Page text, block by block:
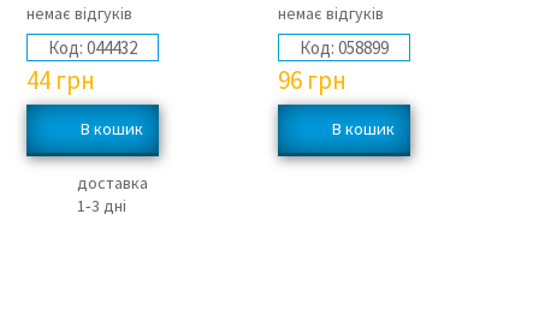
немає відгуків
Код: 044432
44 грн
доставка
1‑3 дні
немає відгуків
Код: 058899
96 грн